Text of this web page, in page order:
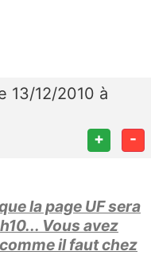
13/12/2010 à
+ -
la page UF sera
Vous avez
il faut chez